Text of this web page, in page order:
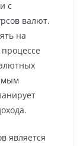
с
валют.
на
является